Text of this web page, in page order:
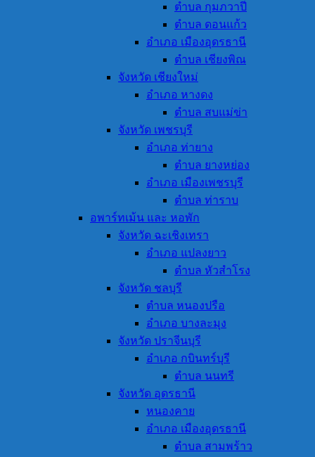
ตำบล กุมภวาปี
ตำบล ดอนแก้ว
อำเภอ เมืองอุดรธานี
ตำบล เชียงพิณ
จังหวัด เชียงใหม่
อำเภอ หางดง
ตำบล สบแม่ข่า
จังหวัด เพชรบุรี
อำเภอ ท่ายาง
ตำบล ยางหย่อง
อำเภอ เมืองเพชรบุรี
ตำบล ท่าราบ
อพาร์ทเม้น และ หอพัก
จังหวัด ฉะเชิงเทรา
อำเภอ แปลงยาว
ตำบล หัวสำโรง
จังหวัด ชลบุรี
ตำบล หนองปรือ
อำเภอ บางละมุง
จังหวัด ปราจีนบุรี
อำเภอ กบินทร์บุรี
ตำบล นนทรี
จังหวัด อุดรธานี
หนองคาย
อำเภอ เมืองอุดรธานี
ตำบล สามพร้าว